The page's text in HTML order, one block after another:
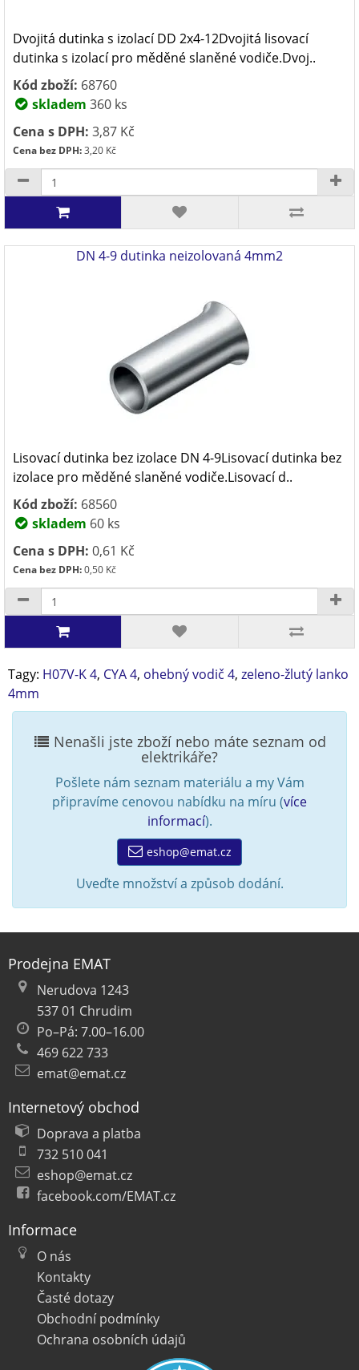
Dvojitá dutinka s izolací DD 2x4-12Dvojitá lisovací
dutinka s izolací pro měděné slaněné vodiče.Dvoj..
Kód zboží: 68760
skladem 360 ks
Cena s DPH: 3,87 Kč
Cena bez DPH:3,20 Kč
DN 4-9 dutinka neizolovaná 4mm2
Lisovací dutinka bez izolace DN 4-9Lisovací dutinka bez
izolace pro měděné slaněné vodiče.Lisovací d..
Kód zboží: 68560
skladem 60 ks
Cena s DPH: 0,61 Kč
Cena bez DPH:0,50 Kč
Tagy: H07V-K 4, CYA 4, ohebný vodič 4, zeleno-žlutý lanko
4mm
Nenašli jste zboží nebo máte seznam od
elektrikáře?
Pošlete nám seznam materiálu a my Vám
připravíme cenovou nabídku na míru (více
informací).
eshop@emat.cz
Uveďte množství a způsob dodání.
Prodejna EMAT
Nerudova 1243
537 01 Chrudim
Po–Pá: 7.00–16.00
469 622 733
emat@emat.cz
Internetový obchod
Doprava a platba
732 510 041
eshop@emat.cz
facebook.com/EMAT.cz
Informace
O nás
Kontakty
Časté dotazy
Obchodní podmínky
Ochrana osobních údajů